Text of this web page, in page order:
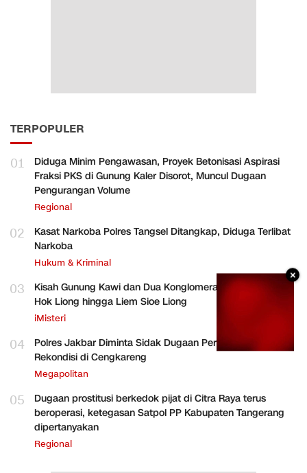
TERPOPULER
01
Diduga Minim Pengawasan, Proyek Betonisasi Aspirasi
Fraksi PKS di Gunung Kaler Disorot, Muncul Dugaan
Pengurangan Volume
Regional
02
Kasat Narkoba Polres Tangsel Ditangkap, Diduga Terlibat
Narkoba
Hukum & Kriminal
03
Kisah Gunung Kawi dan Dua Konglomerat Indonesia Ong
Hok Liong hingga Liem Sioe Liong
iMisteri
04
Polres Jakbar Diminta Sidak Dugaan Perakitan HP
Rekondisi di Cengkareng
Megapolitan
05
Dugaan prostitusi berkedok pijat di Citra Raya terus
beroperasi, ketegasan Satpol PP Kabupaten Tangerang
dipertanyakan
Regional
×